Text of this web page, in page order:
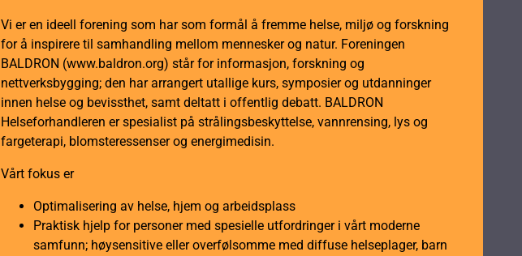
Vi er en ideell forening som har som formål å fremme helse, miljø og forskning
for å inspirere til samhandling mellom mennesker og natur. Foreningen
BALDRON (www.baldron.org) står for informasjon, forskning og
nettverksbygging; den har arrangert utallige kurs, symposier og utdanninger
innen helse og bevissthet, samt deltatt i offentlig debatt. BALDRON
Helseforhandleren er spesialist på strålingsbeskyttelse, vannrensing, lys og
fargeterapi, blomsteressenser og energimedisin.
Vårt fokus er
Optimalisering av helse, hjem og arbeidsplass
Praktisk hjelp for personer med spesielle utfordringer i vårt moderne
samfunn; høysensitive eller overfølsomme med diffuse helseplager, barn